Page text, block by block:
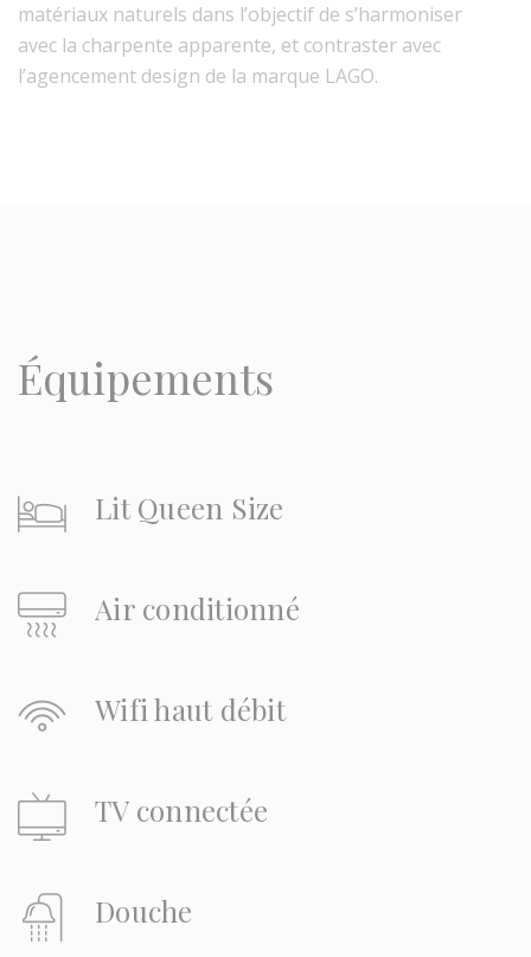
matériaux naturels dans l’objectif de s’harmoniser
avec la charpente apparente, et contraster avec
l’agencement design de la marque LAGO.
Équipements
Lit Queen Size
Air conditionné
Wifi haut débit
TV connectée
Douche